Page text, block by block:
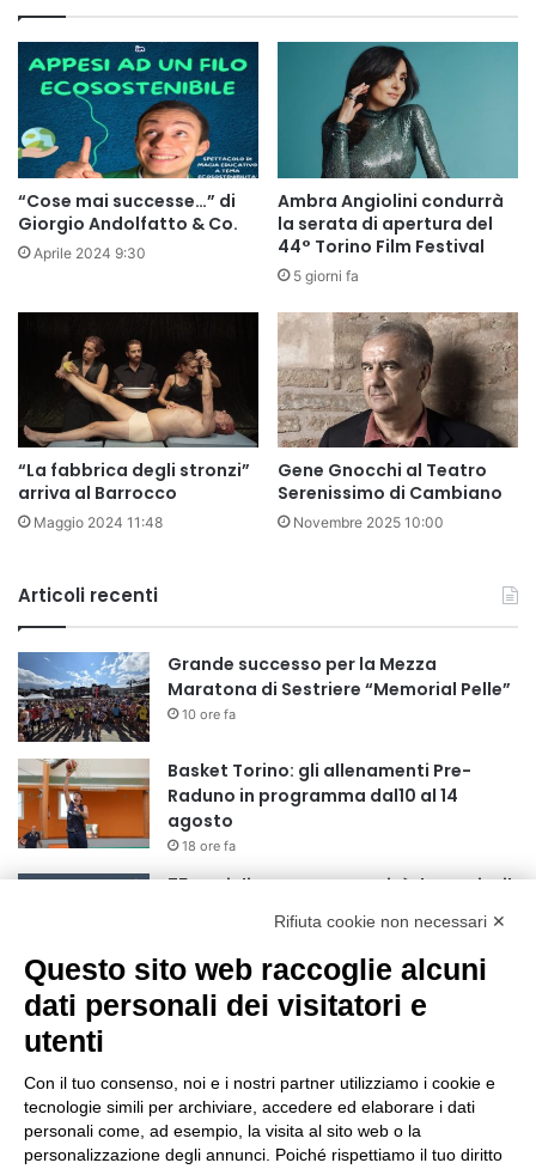
“Cose mai successe…” di
Giorgio Andolfatto & Co.
Aprile 2024 9:30
Ambra Angiolini condurrà
la serata di apertura del
44° Torino Film Festival
5 giorni fa
“La fabbrica degli stronzi”
arriva al Barrocco
Maggio 2024 11:48
Gene Gnocchi al Teatro
Serenissimo di Cambiano
Novembre 2025 10:00
Articoli recenti
Grande successo per la Mezza
Maratona di Sestriere “Memorial Pelle”
10 ore fa
Basket Torino: gli allenamenti Pre-
Raduno in programma dal10 al 14
agosto
18 ore fa
75 anni di INFN. La comunità, la storia, il
futuro della ricerca in fisica
18 ore fa
Stop alla linea Torino-Bardonecchia
Grande partecipazione alla Festa della
Madonna della Neve al Rifugio Ciao
Pais
Rifiuta cookie non necessari ✕
Questo sito web raccoglie alcuni
dati personali dei visitatori e
utenti
Con il tuo consenso, noi e i nostri partner utilizziamo i cookie e
tecnologie simili per archiviare, accedere ed elaborare i dati
personali come, ad esempio, la visita al sito web o la
personalizzazione degli annunci. Poiché rispettiamo il tuo diritto